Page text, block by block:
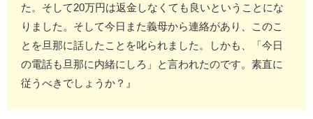
た。そして20万円は返金しなくても良いということにな
りました。そして今日また義母から連絡があり、このこ
とを旦那に話したことを叱られました。しかも、「今日
の電話も旦那に内緒にしろ」と言われたのです。素直に
従うべきでしょうか？』